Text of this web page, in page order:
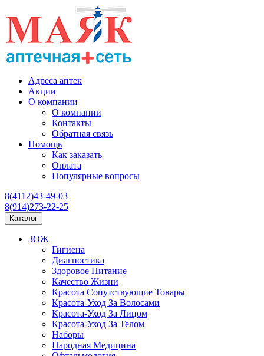
Адреса аптек
Акции
О компании
О компании
Контакты
Обратная связь
Помощь
Как заказать
Оплата
Популярные вопросы
8(4112)43-49-03
8(914)273-22-25
Каталог
ЗОЖ
Гигиена
Диагностика
Здоровое Питание
Качество Жизни
Красота Сопутствующие Товары
Красота-Уход За Волосами
Красота-Уход За Лицом
Красота-Уход За Телом
Наборы
Народная Медицина